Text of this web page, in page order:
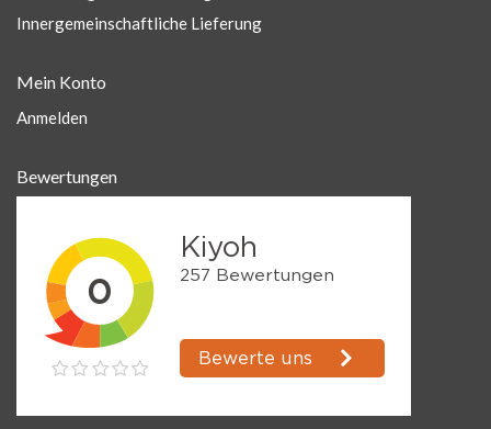
Innergemeinschaftliche Lieferung
Mein Konto
Anmelden
Bewertungen